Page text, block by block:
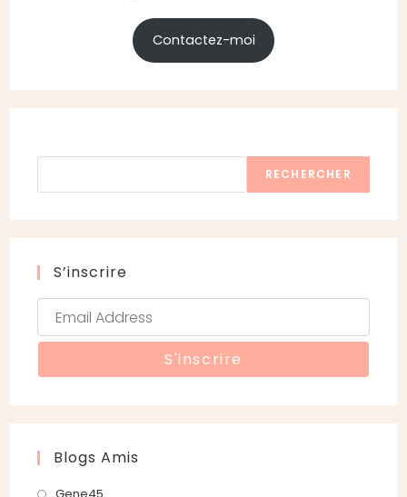
Contactez-moi
RECHERCHER
S’inscrire
Blogs Amis